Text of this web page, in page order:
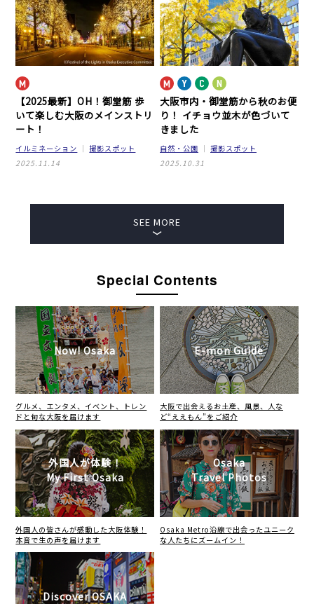
【2025最新】OH！御堂筋 歩
いて楽しむ大阪のメインストリ
ート！
イルミネーション
撮影スポット
2025.11.14
大阪市内・御堂筋から秋のお便
り！ イチョウ並木が色づいて
きました
自然・公園
撮影スポット
2025.10.31
SEE MORE
Special Contents
Now! Osaka
グルメ、エンタメ、イベント、トレン
ドと旬な大阪を届けます
E-mon Guide
大阪で出会えるお土産、風景、人な
ど“ええもん”をご紹介
外国人が体験！
My First Osaka
外国人の皆さんが感動した大阪体験！
本音で生の声を届けます
Osaka
Travel Photos
Osaka Metro沿線で出会ったユニーク
な人たちにズームイン！
Discover OSAKA